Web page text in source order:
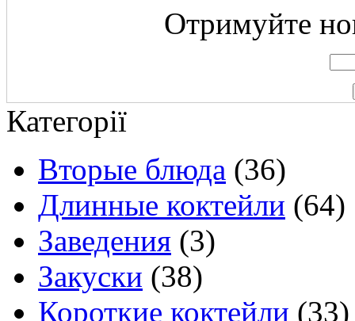
Отримуйте
Категорії
Вторые блюда (36)
Длинные коктейли (64)
Заведения (3)
Закуски (38)
Короткие коктейли (33)